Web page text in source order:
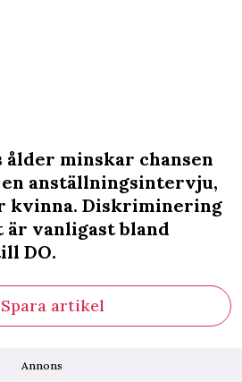
ålder minskar chansen
anställningsintervju,
kvinna. Diskriminering
vanligast bland
DO.
Spara artikel
Annons